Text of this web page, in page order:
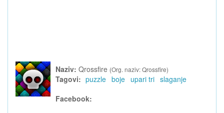
Naziv: Qrossfire (Org. naziv: Qrossfire)
Tagovi: puzzle boje upari tri slaganje
Facebook: